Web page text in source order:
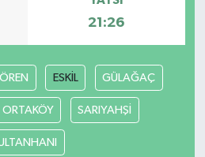
21:26
ESKİL GÜLAĞAÇ
ORTAKÖY SARIYAHŞİ